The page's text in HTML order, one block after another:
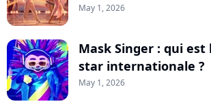
May 1, 2026
Mask Singer : qui
star internationale ?
May 1, 2026